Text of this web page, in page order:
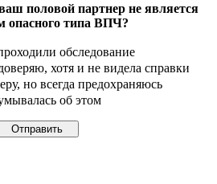
половой партнер не является
опасного типа ВПЧ?
обследование
хотя и не видела справки
но всегда предохраняюсь
об этом